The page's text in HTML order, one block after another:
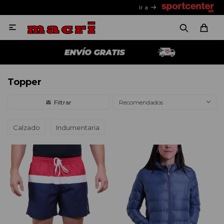
Ir a

Topper
Recomendados
Calzado Indumentaria